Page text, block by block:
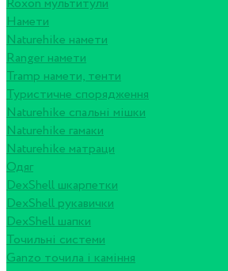
Roxon мультитули
Намети
Naturehike намети
Ranger намети
Tramp намети, тенти
Туристичне спорядження
Naturehike спальні мішки
Naturehike гамаки
Naturehike матраци
Одяг
DexShell шкарпетки
DexShell рукавички
DexShell шапки
Точильні системи
Ganzo точила і каміння